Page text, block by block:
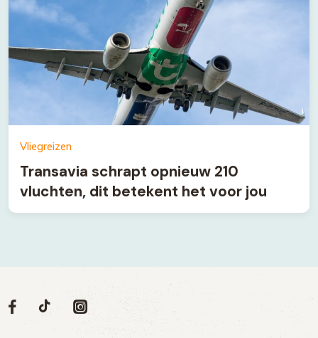
Vliegreizen
Transavia schrapt opnieuw 210
vluchten, dit betekent het voor jou
Volg
Social
Volg
Volg
Volg